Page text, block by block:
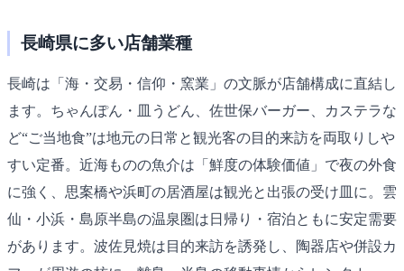
長崎県に多い店舗業種
長崎は「海・交易・信仰・窯業」の文脈が店舗構成に直結し
ます。ちゃんぽん・皿うどん、佐世保バーガー、カステラな
ど“ご当地食”は地元の日常と観光客の目的来訪を両取りしや
すい定番。近海ものの魚介は「鮮度の体験価値」で夜の外食
に強く、思案橋や浜町の居酒屋は観光と出張の受け皿に。雲
仙・小浜・島原半島の温泉圏は日帰り・宿泊ともに安定需要
があります。波佐見焼は目的来訪を誘発し、陶器店や併設カ